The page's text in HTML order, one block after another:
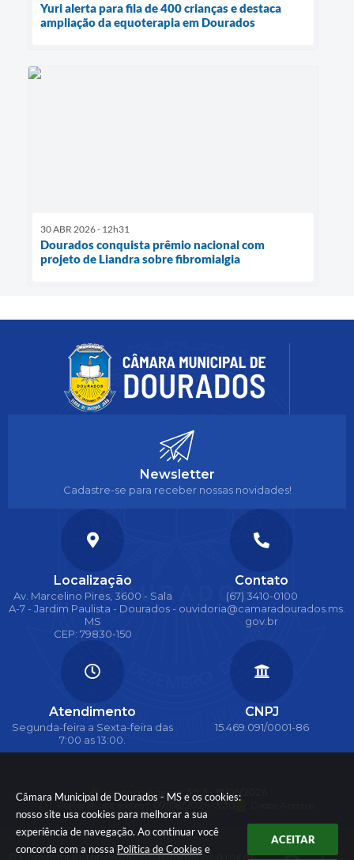
Câmara Municipal de Dourados - MS e os cookies:
nosso site usa cookies para melhorar a sua
experiência de navegação. Ao continuar você
concorda com a nossa Política de Cookies e
ACEITAR
Yuri alerta para fila de 400 crianças e destaca
ampliação da equoterapia em Dourados
30 ABR 2026 - 12h31
Dourados conquista prêmio nacional com
projeto de Liandra sobre fibromialgia
Newsletter
Cadastre-se para receber nossas novidades!
Localização
Av. Marcelino Pires, 3600 - Sala
A-7 - Jardim Paulista - Dourados -
MS
CEP: 79830-150
Contato
(67) 3410-0100
ouvidoria@camaradourados.ms.
gov.br
Atendimento
Segunda-feira a Sexta-feira das
7:00 as 13:00.
CNPJ
15.469.091/0001-86
Versão do Sistema:3.5.3 - 19/06/2026
Portal atualizado em:
© Copyright Instar - 2006-2026. Todos os direitos